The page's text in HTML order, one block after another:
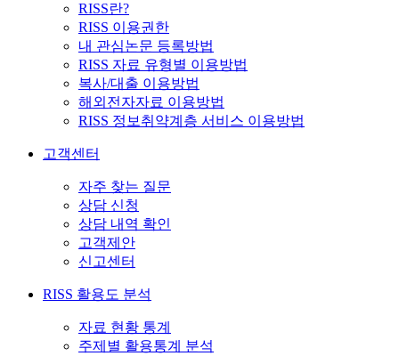
RISS란?
RISS 이용권한
내 관심논문 등록방법
RISS 자료 유형별 이용방법
복사/대출 이용방법
해외전자자료 이용방법
RISS 정보취약계층 서비스 이용방법
고객센터
자주 찾는 질문
상담 신청
상담 내역 확인
고객제안
신고센터
RISS 활용도 분석
자료 현황 통계
주제별 활용통계 분석